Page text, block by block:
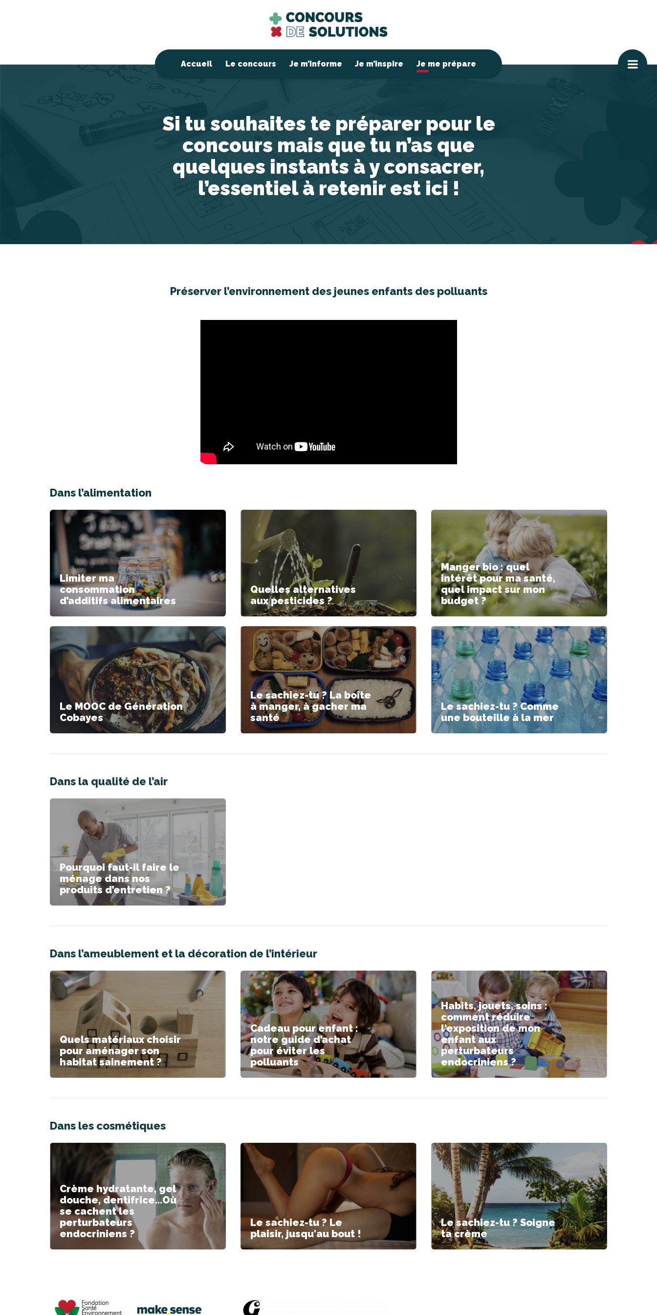
Accueil Le concours Je m’informe Je m’inspire Je me prépare
Si tu souhaites te préparer pour le
concours mais que tu n’as que
quelques instants à y consacrer,
l’essentiel à retenir est ici !
Préserver l’environnement des jeunes enfants des polluants
Dans l’alimentation
Limiter ma
consommation
d’additifs alimentaires
Quelles alternatives
aux pesticides ?
Manger bio : quel
intérêt pour ma santé,
quel impact sur mon
budget ?
Le MOOC de Génération
Cobayes
Le sachiez-tu ? La boîte
à manger, à gacher ma
santé
Le sachiez-tu ? Comme
une bouteille à la mer
Dans la qualité de l’air
Pourquoi faut-il faire le
ménage dans nos
produits d’entretien ?
Dans l’ameublement et la décoration de l’intérieur
Quels matériaux choisir
pour aménager son
habitat sainement ?
Cadeau pour enfant :
notre guide d’achat
pour éviter les
polluants
Habits, jouets, soins :
comment réduire
l'exposition de mon
enfant aux
perturbateurs
endocriniens ?
Dans les cosmétiques
Crème hydratante, gel
douche, dentifrice…Où
se cachent les
perturbateurs
endocriniens ?
Le sachiez-tu ? Le
plaisir, jusqu'au bout !
Le sachiez-tu ? Soigne
ta crème